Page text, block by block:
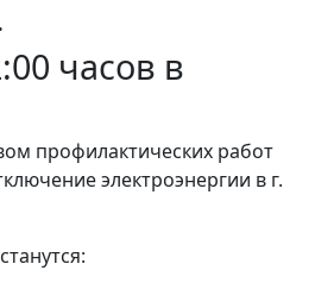
часов в
профилактических работ
электроэнергии в г.